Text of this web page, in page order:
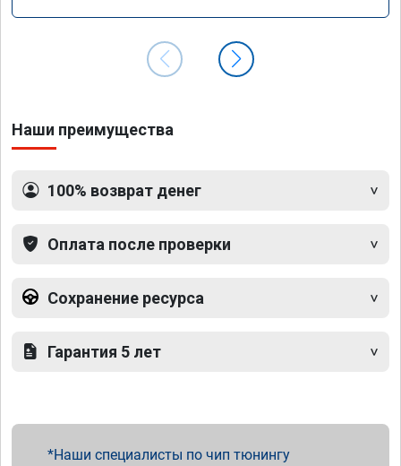
Наши преимущества
100% возврат денег
Оплата после проверки
Сохранение ресурса
Гарантия 5 лет
Наши специалисты по чип тюнингу